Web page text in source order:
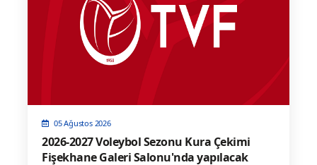
05 Ağustos 2026
2026-2027 Voleybol Sezonu Kura Çekimi
Fişekhane Galeri Salonu'nda yapılacak